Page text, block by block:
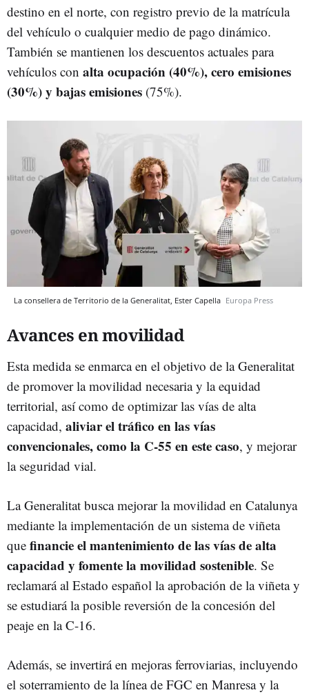
destino en el norte, con registro previo de la matrícula
del vehículo o cualquier medio de pago dinámico.
También se mantienen los descuentos actuales para
vehículos con alta ocupación (40%), cero emisiones
(30%) y bajas emisiones (75%).
La consellera de Territorio de la Generalitat, Ester Capella Europa Press
Avances en movilidad
Esta medida se enmarca en el objetivo de la Generalitat
de promover la movilidad necesaria y la equidad
territorial, así como de optimizar las vías de alta
capacidad, aliviar el tráfico en las vías
convencionales, como la C-55 en este caso, y mejorar
la seguridad vial.
La Generalitat busca mejorar la movilidad en Catalunya
mediante la implementación de un sistema de viñeta
que financie el mantenimiento de las vías de alta
capacidad y fomente la movilidad sostenible. Se
reclamará al Estado español la aprobación de la viñeta y
se estudiará la posible reversión de la concesión del
peaje en la C-16.
Además, se invertirá en mejoras ferroviarias, incluyendo
el soterramiento de la línea de FGC en Manresa y la